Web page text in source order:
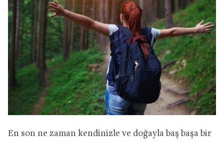
En son ne zaman kendinizle ve doğayla baş başa bir